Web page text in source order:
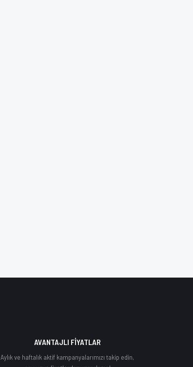
AVANTAJLI FİYATLAR
Aylık ve haftalık aktif kampanyalarımızı takip edin,